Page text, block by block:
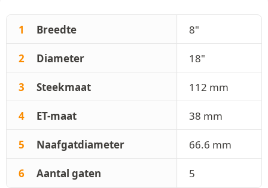
1 Breedte 8"
2 Diameter 18"
3 Steekmaat 112 mm
4 ET-maat 38 mm
5 Naafgatdiameter 66.6 mm
6 Aantal gaten 5